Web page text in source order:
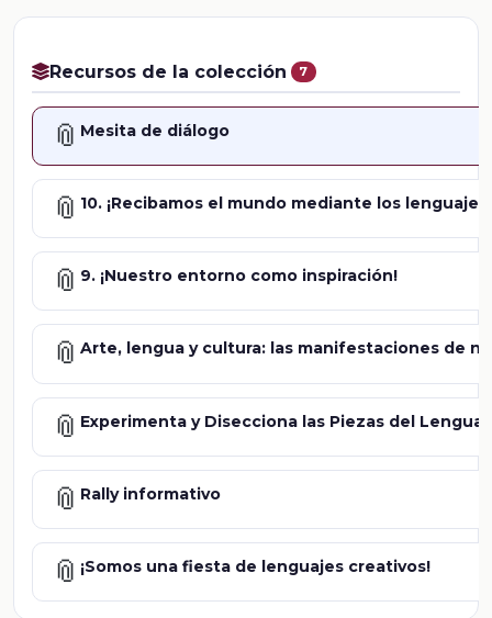
Recursos de la colección 7
📎 Mesita de diálogo
📎 10. ¡Recibamos el mundo mediante los lenguajes!
📎 9. ¡Nuestro entorno como inspiración!
📎 Arte, lengua y cultura: las manifestaciones de
📎 Experimenta y Disecciona las Piezas del
📎 Rally informativo
📎 ¡Somos una fiesta de lenguajes creativos!